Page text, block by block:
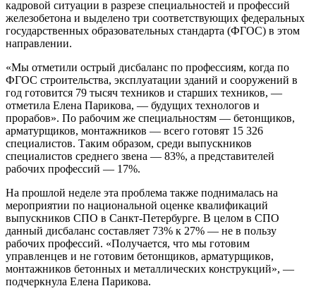
кадровой ситуации в разрезе специальностей и профессий
железобетона и выделено три соответствующих федеральных
государственных образовательных стандарта (ФГОС) в этом
направлении.
«Мы отметили острый дисбаланс по профессиям, когда по
ФГОС строительства, эксплуатации зданий и сооружений в
год готовится 79 тысяч техников и старших техников, —
отметила Елена Парикова, — будущих технологов и
прорабов». По рабочим же специальностям — бетонщиков,
арматурщиков, монтажников — всего готовят 15 326
специалистов. Таким образом, среди выпускников
специалистов среднего звена — 83%, а представителей
рабочих профессий — 17%.
На прошлой неделе эта проблема также поднималась на
мероприятии по национальной оценке квалификаций
выпускников СПО в Санкт-Петербурге. В целом в СПО
данный дисбаланс составляет 73% к 27% — не в пользу
рабочих профессий. «Получается, что мы готовим
управленцев и не готовим бетонщиков, арматурщиков,
монтажников бетонных и металлических конструкций», —
подчеркнула Елена Парикова.